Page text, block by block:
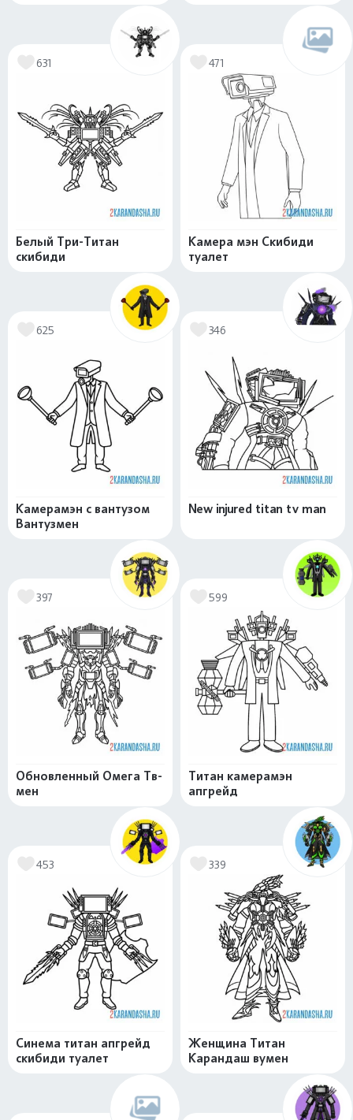
631
Белый Три-Титан
скибиди
471
Камера мэн Скибиди
туалет
625
Камерамэн с вантузом
Вантузмен
346
New injured titan tv man
397
Обновленный Омега Тв-
мен
599
Титан камерамэн
апгрейд
453
Синема титан апгрейд
скибиди туалет
339
Женщина Титан
Карандаш вумен